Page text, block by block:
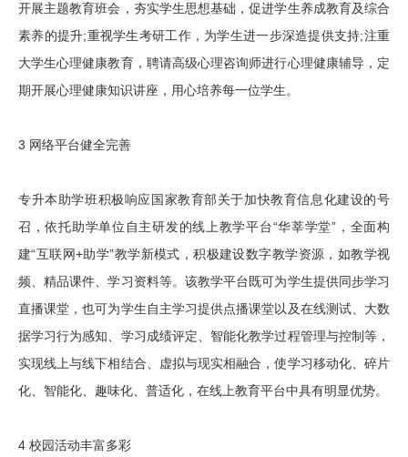
开展主题教育班会，夯实学生思想基础，促进学生养成教育及综合
素养的提升;重视学生考研工作，为学生进一步深造提供支持;注重
大学生心理健康教育，聘请高级心理咨询师进行心理健康辅导，定
期开展心理健康知识讲座，用心培养每一位学生。
3 网络平台健全完善
专升本助学班积极响应国家教育部关于加快教育信息化建设的号
召，依托助学单位自主研发的线上教学平台“华莘学堂”，全面构
建“互联网+助学”教学新模式，积极建设数字教学资源，如教学视
频、精品课件、学习资料等。该教学平台既可为学生提供同步学习
直播课堂，也可为学生自主学习提供点播课堂以及在线测试、大数
据学习行为感知、学习成绩评定、智能化教学过程管理与控制等，
实现线上与线下相结合、虚拟与现实相融合，使学习移动化、碎片
化、智能化、趣味化、普适化，在线上教育平台中具有明显优势。
4 校园活动丰富多彩